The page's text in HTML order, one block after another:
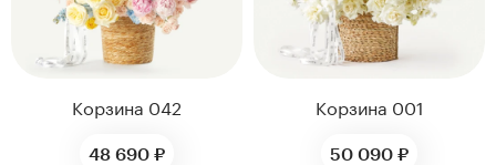
Корзина 042
48 690 ₽
Корзина 001
50 090 ₽